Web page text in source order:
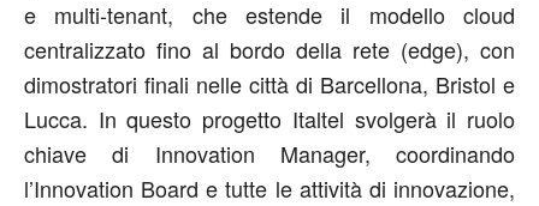
e multi-tenant, che estende il modello cloud
centralizzato fino al bordo della rete (edge), con
dimostratori finali nelle città di Barcellona, Bristol e
Lucca. In questo progetto Italtel svolgerà il ruolo
chiave di Innovation Manager, coordinando
l’Innovation Board e tutte le attività di innovazione,